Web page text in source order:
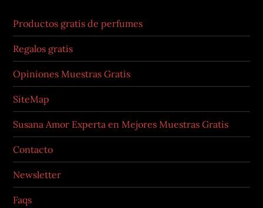
Productos gratis de perfumes
Regalos gratis
Opiniones Muestras Gratis
SiteMap
Susana Amor Experta en Mejores Muestras Gratis
Contacto
Newsletter
Faqs